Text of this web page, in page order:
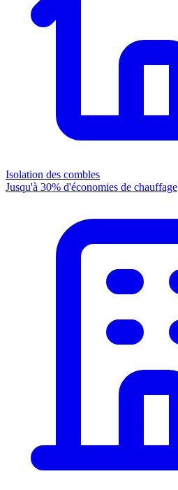
Isolation des combles
Jusqu'à 30% d'économies de chauffage